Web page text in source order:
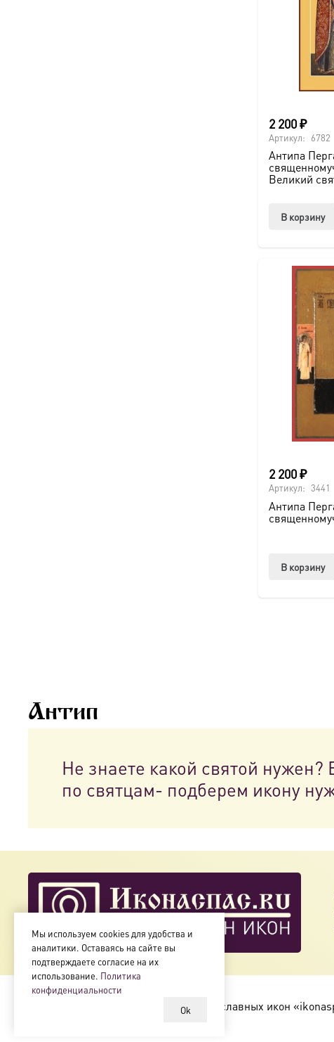
2 200₽
Артикул: 6782
Антипа
Великий
В корзину
2 200₽
Артикул: 3441
Антипа
В корзину
Антип
Не знаете какой святой
по святцам- подберем икону
Магазин православных икон
Мы используем cookies для удобства и
аналитики. Оставаясь на сайте вы
подтверждаете согласие на их
использование. Политика
конфиденциальности
Ok